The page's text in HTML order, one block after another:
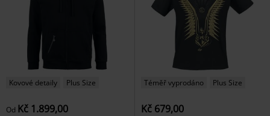
Kovové detaily Plus Size
Od Kč 1.899,00
Téměř vyprodáno Plus Size
Kč 679,00